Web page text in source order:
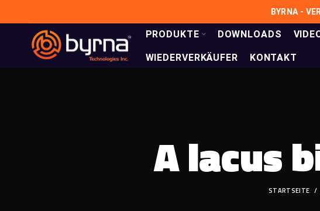
BYRNA -
PRODUKTE DOWNLOADS
WIEDERVERKÄUFER KONTAKT
A lacus
STARTSEITE